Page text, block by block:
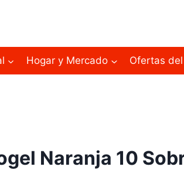
Hogar y Mercado Ofertas
Naranja 10